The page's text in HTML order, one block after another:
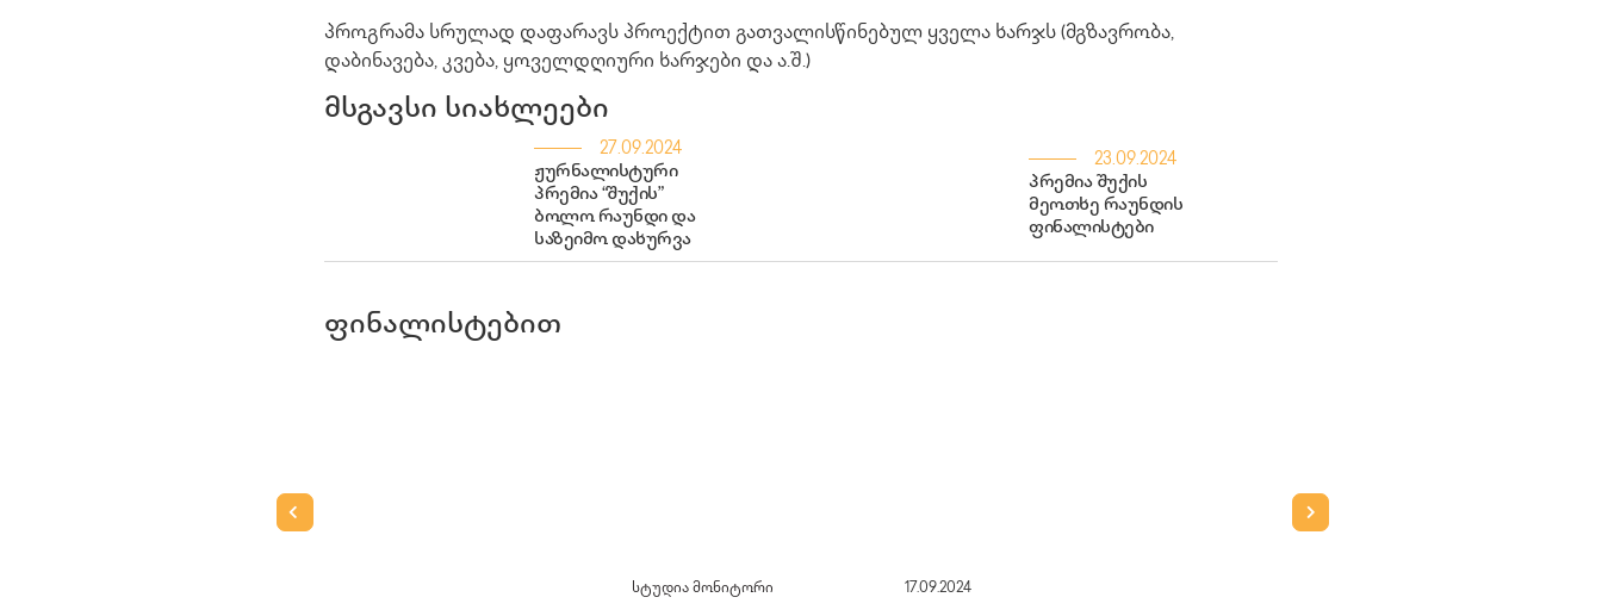
პროგრამა სრულად დაფარავს პროექტით გათვალისწინებულ ყველა ხარჯს (მგზავრობა,
დაბინავება, კვება, ყოველდღიური ხარჯები და ა.შ.)
მსგავსი სიახლეები
27.09.2024
ჟურნალისტური
პრემია “შუქის”
ბოლო რაუნდი და
საზეიმო დახურვა
23.09.2024
პრემია შუქის
მეოთხე რაუნდის
ფინალისტები
ფინალისტებით
სტუდია მონიტორი 17.09.2024